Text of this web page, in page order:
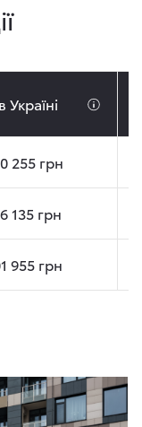
Україні
255грн
135грн
955грн